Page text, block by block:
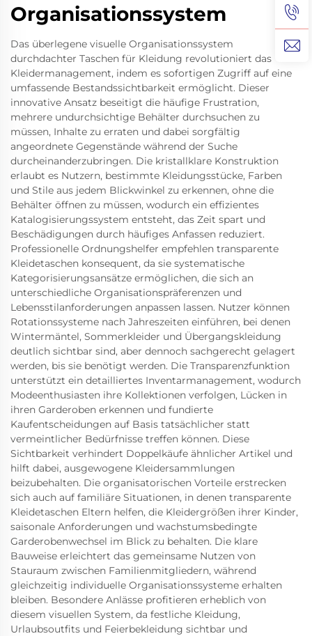
Organisationssystem
Das überlegene visuelle Organisationssystem
durchdachter Taschen für Kleidung revolutioniert das
Kleidermanagement, indem es sofortigen Zugriff auf eine
umfassende Bestandssichtbarkeit ermöglicht. Dieser
innovative Ansatz beseitigt die häufige Frustration,
mehrere undurchsichtige Behälter durchsuchen zu
müssen, Inhalte zu erraten und dabei sorgfältig
angeordnete Gegenstände während der Suche
durcheinanderzubringen. Die kristallklare Konstruktion
erlaubt es Nutzern, bestimmte Kleidungsstücke, Farben
und Stile aus jedem Blickwinkel zu erkennen, ohne die
Behälter öffnen zu müssen, wodurch ein effizientes
Katalogisierungssystem entsteht, das Zeit spart und
Beschädigungen durch häufiges Anfassen reduziert.
Professionelle Ordnungshelfer empfehlen transparente
Kleidetaschen konsequent, da sie systematische
Kategorisierungsansätze ermöglichen, die sich an
unterschiedliche Organisationspräferenzen und
Lebensstilanforderungen anpassen lassen. Nutzer können
Rotationssysteme nach Jahreszeiten einführen, bei denen
Wintermäntel, Sommerkleider und Übergangskleidung
deutlich sichtbar sind, aber dennoch sachgerecht gelagert
werden, bis sie benötigt werden. Die Transparenzfunktion
unterstützt ein detailliertes Inventarmanagement, wodurch
Modeenthusiasten ihre Kollektionen verfolgen, Lücken in
ihren Garderoben erkennen und fundierte
Kaufentscheidungen auf Basis tatsächlicher statt
vermeintlicher Bedürfnisse treffen können. Diese
Sichtbarkeit verhindert Doppelkäufe ähnlicher Artikel und
hilft dabei, ausgewogene Kleidersammlungen
beizubehalten. Die organisatorischen Vorteile erstrecken
sich auch auf familiäre Situationen, in denen transparente
Kleidetaschen Eltern helfen, die Kleidergrößen ihrer Kinder,
saisonale Anforderungen und wachstumsbedingte
Garderobenwechsel im Blick zu behalten. Die klare
Bauweise erleichtert das gemeinsame Nutzen von
Stauraum zwischen Familienmitgliedern, während
gleichzeitig individuelle Organisationssysteme erhalten
bleiben. Besondere Anlässe profitieren erheblich von
diesem visuellen System, da festliche Kleidung,
Urlaubsoutfits und Feierbekleidung sichtbar und